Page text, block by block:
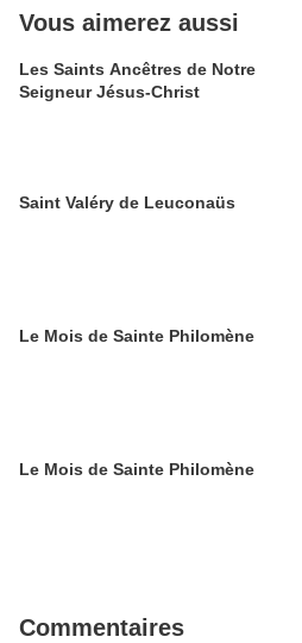
Vous aimerez aussi
Les Saints Ancêtres de Notre
Seigneur Jésus-Christ
Saint Valéry de Leuconaüs
Le Mois de Sainte Philomène
Le Mois de Sainte Philomène
Commentaires